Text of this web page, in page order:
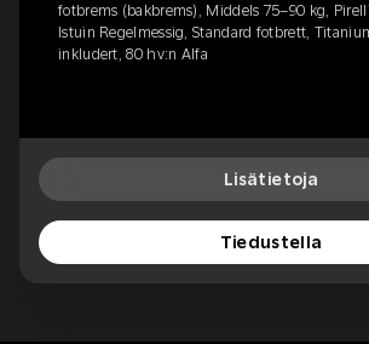
fotbrems (bakbrems), Middels 75–90 kg, Pirelli
Istuin Regelmessig, Standard fotbrett,
inkludert, 80 hv:n Alfa
Lisätietoja
Tiedustella